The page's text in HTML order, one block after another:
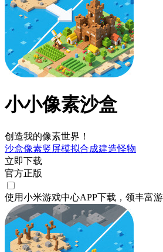
小小像素沙盒
创造我的像素世界！
沙盒像素竖屏模拟合成建造怪物
立即下载
官方正版
使用小米游戏中心APP下载 ，领丰富